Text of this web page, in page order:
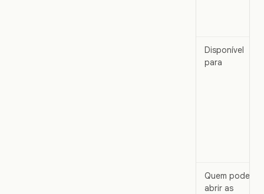
Disponível
para
Quem pode
abrir as